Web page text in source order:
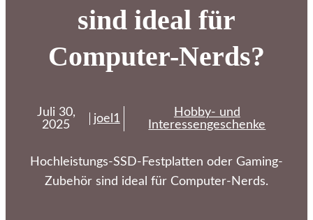
sind ideal für
Computer-Nerds?
Juli 30,
2025
joel1
Hobby- und
Interessengeschenke
Hochleistungs-SSD-Festplatten oder Gaming-
Zubehör sind ideal für Computer-Nerds.